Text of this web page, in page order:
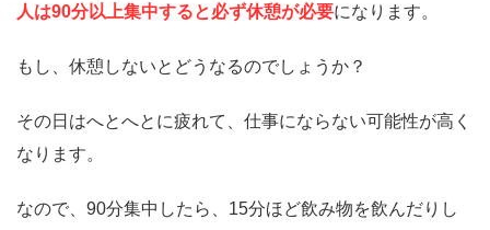
人は90分以上集中すると必ず休憩が必要になります。
もし、休憩しないとどうなるのでしょうか？
その日はへとへとに疲れて、仕事にならない可能性が高く
なります。
なので、90分集中したら、15分ほど飲み物を飲んだりし